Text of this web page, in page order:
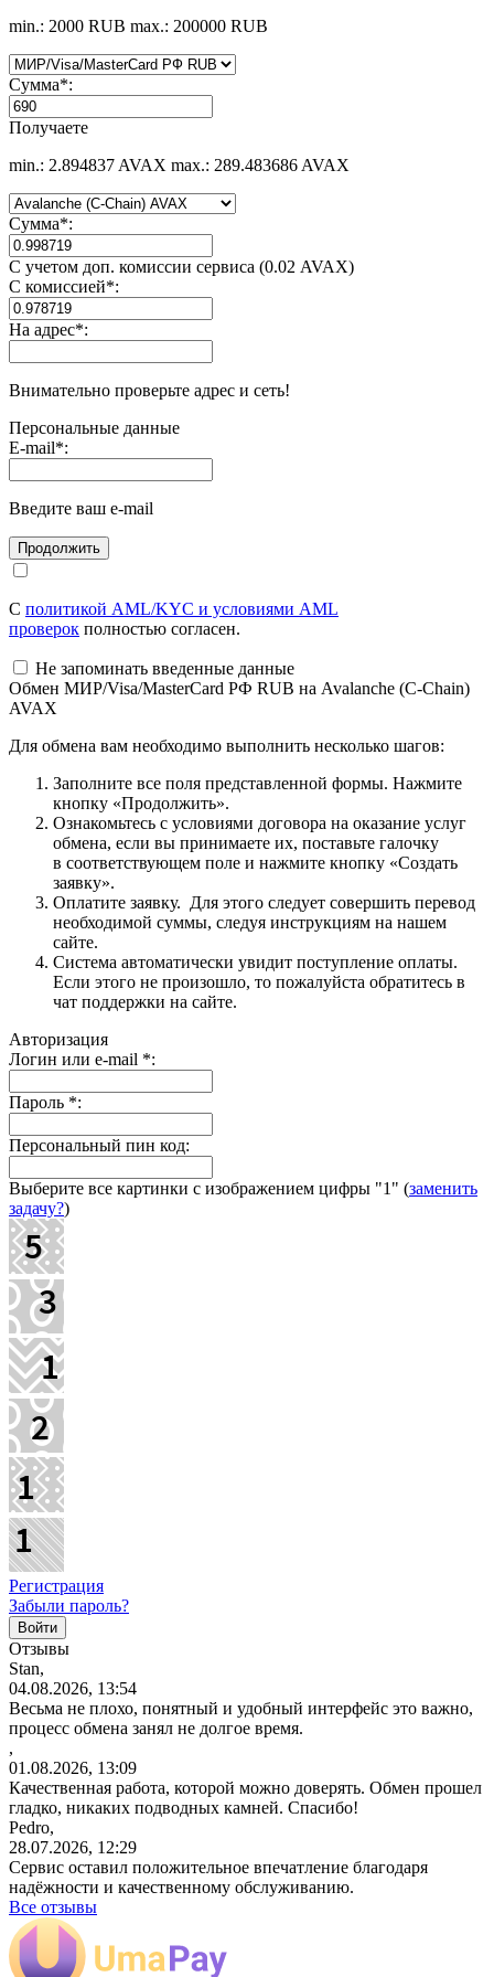
min.: 2000 RUB max.: 200000 RUB
Сумма*:
Получаете
min.: 2.894837 AVAX max.: 289.483686 AVAX
Сумма*:
С учетом доп. комиссии сервиса (0.02 AVAX)
С комиссией*:
На адрес*:
Внимательно проверьте адрес и сеть!
Персональные данные
E-mail*:
Введите ваш e-mail
С политикой AML/KYC и условиями AML
проверок полностью согласен.
Не запоминать введенные данные
Обмен МИР/Visa/MasterCard РФ RUB на Avalanche (C-Chain)
AVAX
Для обмена вам необходимо выполнить несколько шагов:
Заполните все поля представленной формы. Нажмите
кнопку «Продолжить».
Ознакомьтесь с условиями договора на оказание услуг
обмена, если вы принимаете их, поставьте галочку
в соответствующем поле и нажмите кнопку «Создать
заявку».
Оплатите заявку. Для этого следует совершить перевод
необходимой суммы, следуя инструкциям на нашем
сайте.
Система автоматически увидит поступление оплаты.
Если этого не произошло, то пожалуйста обратитесь в
чат поддержки на сайте.
Авторизация
Логин или e-mail *:
Пароль *:
Персональный пин код:
Выберите все картинки с изображением цифры "1" (заменить
задачу?)
Регистрация
Забыли пароль?
Отзывы
Stan,
04.08.2026, 13:54
Весьма не плохо, понятный и удобный интерфейс это важно,
процесс обмена занял не долгое время.
,
01.08.2026, 13:09
Качественная работа, которой можно доверять. Обмен прошел
гладко, никаких подводных камней. Спасибо!
Pedro,
28.07.2026, 12:29
Сервис оставил положительное впечатление благодаря
надёжности и качественному обслуживанию.
Все отзывы